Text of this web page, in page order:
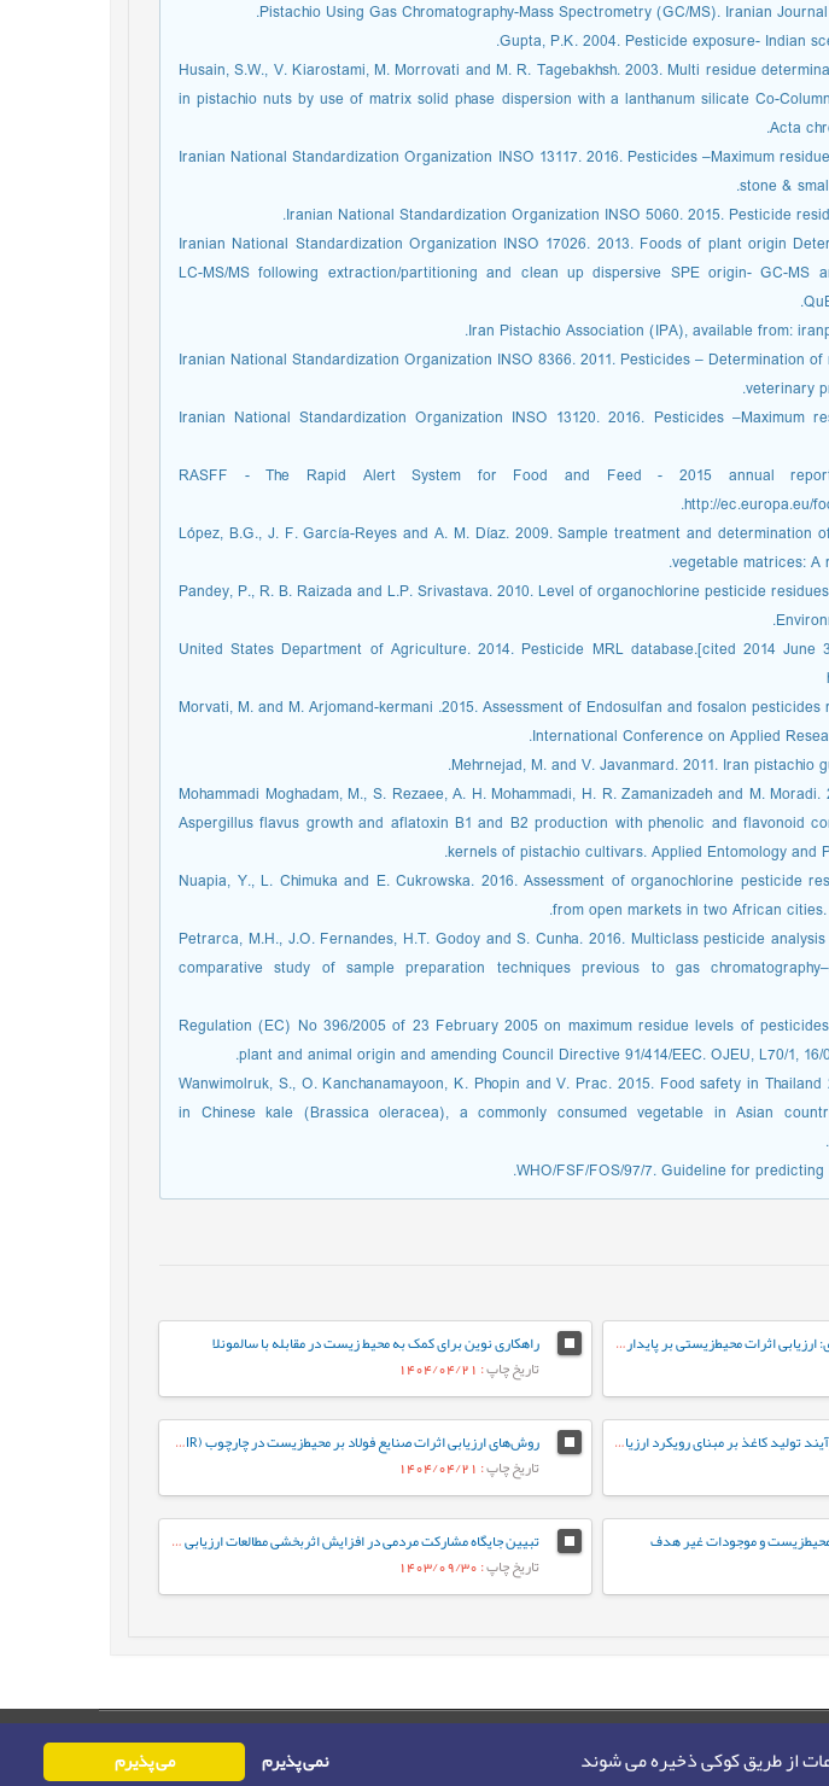
از طریق کوکی ذخیره می شوند نمی پذیرم می پذیرم
Pistachio Using Gas Chromatography-Mass Spectrometry (GC/MS). Iranian
Gupta, P.K. 2004. Pesticide exposure- Indian
Husain, S.W., V. Kiarostami, M. Morrovati and M. R. Tagebakhsh. 2003. Multi residue
in pistachio nuts by use of matrix solid phase dispersion with a lanthanum silicate Co-
Acta
Iranian National Standardization Organization INSO 13117. 2016. Pesticides –Maximum
stone &
Iranian National Standardization Organization INSO 5060. 2015. Pesticide
Iranian National Standardization Organization INSO 17026. 2013. Foods of plant origin
LC-MS/MS following extraction/partitioning and clean up dispersive SPE origin- GC-MS
Iran Pistachio Association (IPA), available from:
Iranian National Standardization Organization INSO 8366. 2011. Pesticides – Determination
veterinary
Iranian National Standardization Organization INSO 13120. 2016. Pesticides –Maximum
RASFF - The Rapid Alert System for Food and Feed - 2015 annual
http://ec.europa.eu/
López, B.G., J. F. García-Reyes and A. M. Díaz. 2009. Sample treatment and determination
vegetable matrices: A
Pandey, P., R. B. Raizada and L.P. Srivastava. 2010. Level of organochlorine pesticide
[USDA] United States Department of Agriculture. 2014. Pesticide MRL database.[cited 2014
Morvati, M. and M. Arjomand-kermani .2015. Assessment of Endosulfan and fosalon
International Conference on Applied
Mehrnejad, M. and V. Javanmard. 2011. Iran pistachio
Mohammadi Moghadam, M., S. Rezaee, A. H. Mohammadi, H. R. Zamanizadeh and M.
Aspergillus flavus growth and aflatoxin B1 and B2 production with phenolic and flavonoid
kernels of pistachio cultivars. Applied Entomology and
Nuapia, Y., L. Chimuka and E. Cukrowska. 2016. Assessment of organochlorine pesticide
from open markets in two African cities.
Petrarca, M.H., J.O. Fernandes, H.T. Godoy and S. Cunha. 2016. Multiclass pesticide
comparative study of sample preparation techniques previous to gas
Regulation (EC) No 396/2005 of 23 February 2005 on maximum residue levels of
plant and animal origin and amending Council Directive 91/414/EEC. OJEU, L70/1, 16/
Wanwimolruk, S., O. Kanchanamayoon, K. Phopin and V. Prac. 2015. Food safety in
in Chinese kale (Brassica oleracea), a commonly consumed vegetable in Asian
WHO/FSF/FOS/97/7. Guideline for
ساماندهی رودخانه‌های شهری: ارزیابی اثرات محیط‌زیستی بر پایداری اکوسیستم، (مطالعه موردی: رودخانه گرگ‌رود)
راهکاری نوین برای کمک به محیط زیست در مقابله با سالمونلا
تاریخ چاپ: 1404/04/21
بررسی ردپای بوم‌شناختی فرآیند تولید کاغذ بر مبنای رویکرد ارزیابی چرخه حیات، مطالعه موردی: کارخانه گلستان کاغذ پرشیا
روش‌های ارزیابی اثرات صنایع فولاد بر محیط‌زیست در چارچوب (DPSIR)
تاریخ چاپ: 1404/04/21
و موجودات غیر هدف
تبیین جایگاه مشارکت مردمی در افزایش اثربخشی مطالعات ارزیابی اثرات توسعه در طرح‌های آب و فاضلاب (مطالعه موردی: تصفیه‌خانه فاضلاب فیروز بهرام)
تاریخ چاپ: 1403/09/30
حقوق این وب‌سایت متعلق به سامانه مدیریت نشریات رایمگ است.
حق نشر ©
1405-1396